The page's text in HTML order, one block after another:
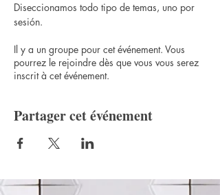
Diseccionamos todo tipo de temas, uno por
sesión.
Il y a un groupe pour cet événement. Vous
pourrez le rejoindre dès que vous vous serez
inscrit à cet événement.
Partager cet événement